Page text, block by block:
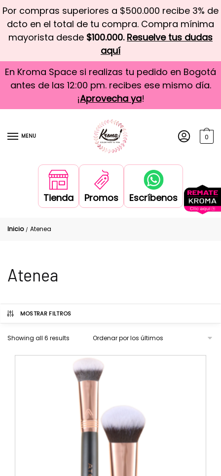
Por compras superiores a $500.000 recibe 3% de
dcto en el total de tu compra. Compra mínima
mayorista desde $100.000. Resuelve tus dudas
aquí
En Kroma Space si realizas tu pedido en Bogotá
antes de las 12:00 pm. recibes ese mismo día.
¡Aprovecha ya!
MENU 0
Tienda Promos Escríbenos
Inicio / Atenea
Atenea
MOSTRAR FILTROS
Showing all 6 results